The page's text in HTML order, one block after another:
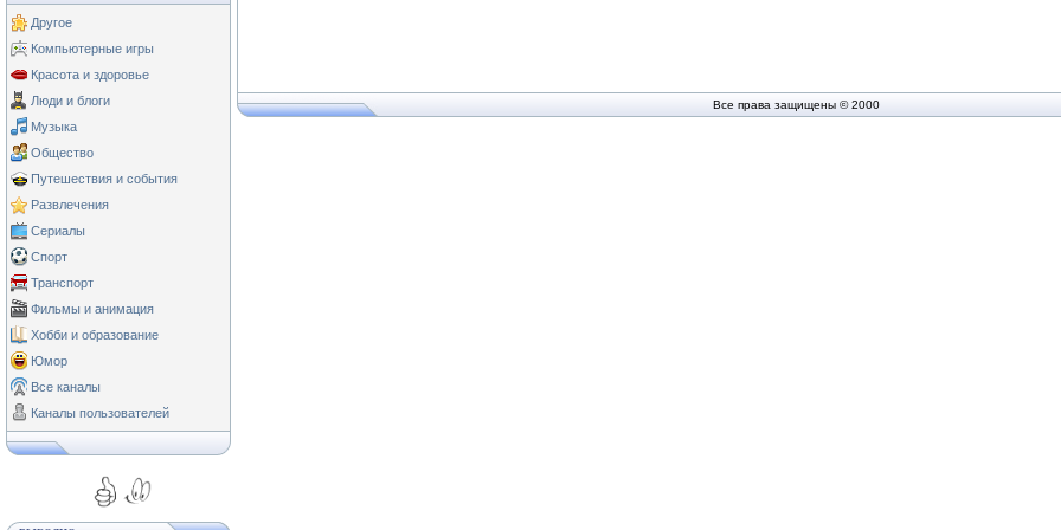
Другое
Компьютерные игры
Красота и здоровье
Люди и блоги
Музыка
Общество
Путешествия и события
Развлечения
Сериалы
Спорт
Транспорт
Фильмы и анимация
Хобби и образование
Юмор
Все каналы
Каналы пользователей
Все права защищены © 2000